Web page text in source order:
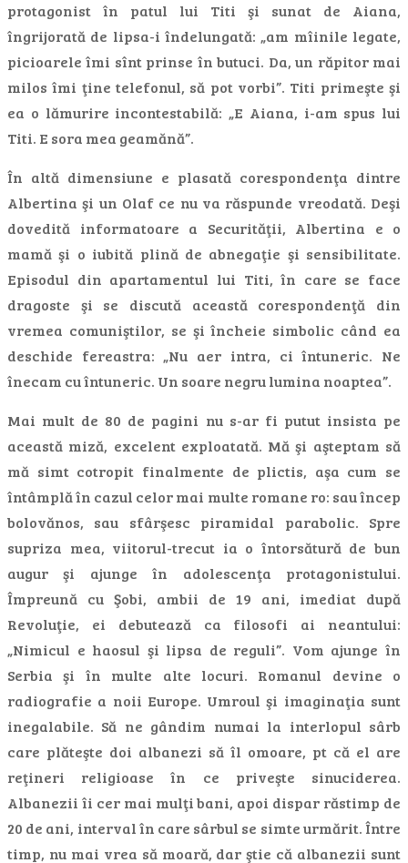
protagonist în patul lui Titi şi sunat de Aiana,
îngrijorată de lipsa-i îndelungată: „am mîinile legate,
picioarele îmi sînt prinse în butuci. Da, un răpitor mai
milos îmi ţine telefonul, să pot vorbi”. Titi primeşte şi
ea o lămurire incontestabilă: „E Aiana, i-am spus lui
Titi. E sora mea geamănă”.
În altă dimensiune e plasată corespondenţa dintre
Albertina şi un Olaf ce nu va răspunde vreodată. Deşi
dovedită informatoare a Securităţii, Albertina e o
mamă şi o iubită plină de abnegaţie şi sensibilitate.
Episodul din apartamentul lui Titi, în care se face
dragoste şi se discută această corespondenţă din
vremea comuniştilor, se şi încheie simbolic când ea
deschide fereastra: „Nu aer intra, ci întuneric. Ne
înecam cu întuneric. Un soare negru lumina noaptea”.
Mai mult de 80 de pagini nu s-ar fi putut insista pe
această miză, excelent exploatată. Mă şi aşteptam să
mă simt cotropit finalmente de plictis, aşa cum se
întâmplă în cazul celor mai multe romane ro: sau încep
bolovănos, sau sfârşesc piramidal parabolic. Spre
supriza mea, viitorul-trecut ia o întorsătură de bun
augur şi ajunge în adolescenţa protagonistului.
Împreună cu Şobi, ambii de 19 ani, imediat după
Revoluţie, ei debutează ca filosofi ai neantului:
„Nimicul e haosul şi lipsa de reguli”. Vom ajunge în
Serbia şi în multe alte locuri. Romanul devine o
radiografie a noii Europe. Umroul şi imaginaţia sunt
inegalabile. Să ne gândim numai la interlopul sârb
care plăteşte doi albanezi să îl omoare, pt că el are
reţineri religioase în ce priveşte sinuciderea.
Albanezii îi cer mai mulţi bani, apoi dispar răstimp de
20 de ani, interval în care sârbul se simte urmărit. Între
timp, nu mai vrea să moară, dar ştie că albanezii sunt